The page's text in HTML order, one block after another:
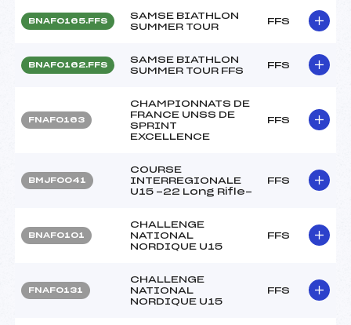
BNAF0165.FFS
SAMSE BIATHLON
SUMMER TOUR
FFS
BNAF0162.FFS
SAMSE BIATHLON
SUMMER TOUR FFS
FFS
FNAF0163
CHAMPIONNATS DE
FRANCE UNSS DE
SPRINT
EXCELLENCE
FFS
BMJF0041
COURSE
INTERREGIONALE
U15 -22 Long Rifle-
FFS
BNAF0101
CHALLENGE
NATIONAL
NORDIQUE U15
FFS
FNAF0131
CHALLENGE
NATIONAL
NORDIQUE U15
FFS